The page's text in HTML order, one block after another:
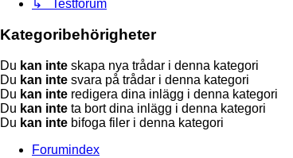
↳ Testforum
Kategoribehörigheter
Du kan inte skapa nya trådar i denna kategori
Du kan inte svara på trådar i denna kategori
Du kan inte redigera dina inlägg i denna kategori
Du kan inte ta bort dina inlägg i denna kategori
Du kan inte bifoga filer i denna kategori
Forumindex